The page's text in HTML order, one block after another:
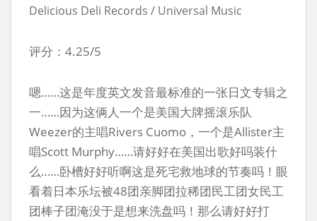
Delicious Deli Records / Universal Music
评分：4.25/5
嗯……这是年度英文发音最标准的一张日文专辑之
一……因为这俩人一个是美国大牌摇滚乐队
Weezer的主唱Rivers Cuomo，一个是Allister主
唱Scott Murphy……请好好在美国出歌好吗装什
么……卧槽好好听啊这是死宅救地球的节奏吗！眼
看着日本乐坛被48团亲脚团拉稀团民工团女民工
团棒子团淹没于是想来洗盘吗！那么请好好打